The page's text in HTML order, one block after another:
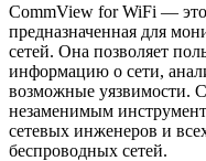
CommView for WiFi —
предназначенная для
сетей. Она позволяет
информацию о сети,
возможные уязвимости.
незаменимым
сетевых инженеров и
беспроводных сетей.